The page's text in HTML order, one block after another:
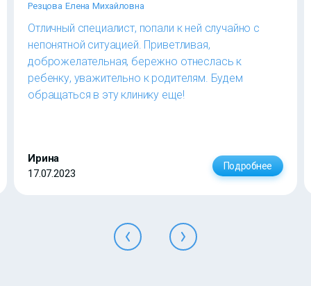
Резцова Елена Михайловна
Отличный специалист, попали к ней случайно с
непонятной ситуацией. Приветливая,
доброжелательная, бережно отнеслась к
ребенку, уважительно к родителям. Будем
обращаться в эту клинику еще!
Ирина
17.07.2023
Подробнее